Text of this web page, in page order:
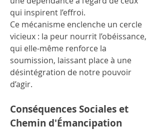
qui inspirent l’effroi.
Ce mécanisme enclenche un cercle
vicieux : la peur nourrit l’obéissance,
qui elle-même renforce la
soumission, laissant place à une
désintégration de notre pouvoir
d’agir.
Conséquences Sociales et
Chemin d'Émancipation